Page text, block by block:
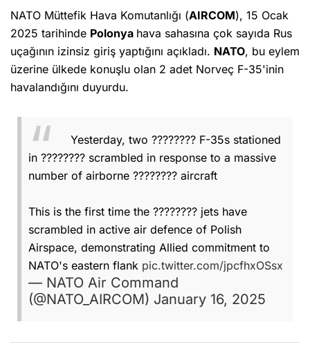
NATO Müttefik Hava Komutanlığı (AIRCOM), 15 Ocak
2025 tarihinde Polonya hava sahasına çok sayıda Rus
uçağının izinsiz giriş yaptığını açıkladı. NATO, bu eylem
üzerine ülkede konuşlu olan 2 adet Norveç F-35'inin
havalandığını duyurdu.
Yesterday, two ???????? F-35s stationed
in ???????? scrambled in response to a massive
number of airborne ???????? aircraft
This is the first time the ???????? jets have
scrambled in active air defence of Polish
Airspace, demonstrating Allied commitment to
NATO's eastern flank pic.twitter.com/jpcfhxOSsx
— NATO Air Command
(@NATO_AIRCOM) January 16, 2025